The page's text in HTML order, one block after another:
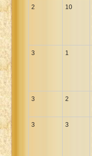
2 10
3 1
3 2
3 3